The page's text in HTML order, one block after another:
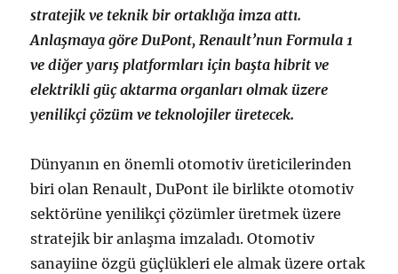
stratejik ve teknik bir ortaklığa imza attı.
Anlaşmaya göre DuPont, Renault’nun Formula 1
ve diğer yarış platformları için başta hibrit ve
elektrikli güç aktarma organları olmak üzere
yenilikçi çözüm ve teknolojiler üretecek.
Dünyanın en önemli otomotiv üreticilerinden
biri olan Renault, DuPont ile birlikte otomotiv
sektörüne yenilikçi çözümler üretmek üzere
stratejik bir anlaşma imzaladı. Otomotiv
sanayiine özgü güçlükleri ele almak üzere ortak